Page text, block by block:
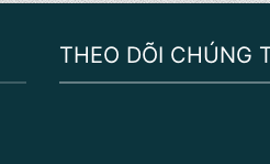
THEO DÕI CHÚNG